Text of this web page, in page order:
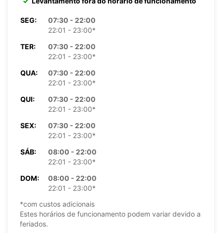
SEG:
07:30 - 22:00
22:01 - 23:00*
TER:
07:30 - 22:00
22:01 - 23:00*
QUA:
07:30 - 22:00
22:01 - 23:00*
QUI:
07:30 - 22:00
22:01 - 23:00*
SEX:
07:30 - 22:00
22:01 - 23:00*
SÁB:
08:00 - 22:00
22:01 - 23:00*
DOM:
08:00 - 22:00
22:01 - 23:00*
*com custos adicionais
Estes horários de funcionamento podem variar devido a
feriados.